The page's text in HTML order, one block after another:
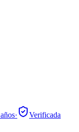
años·
Verificada